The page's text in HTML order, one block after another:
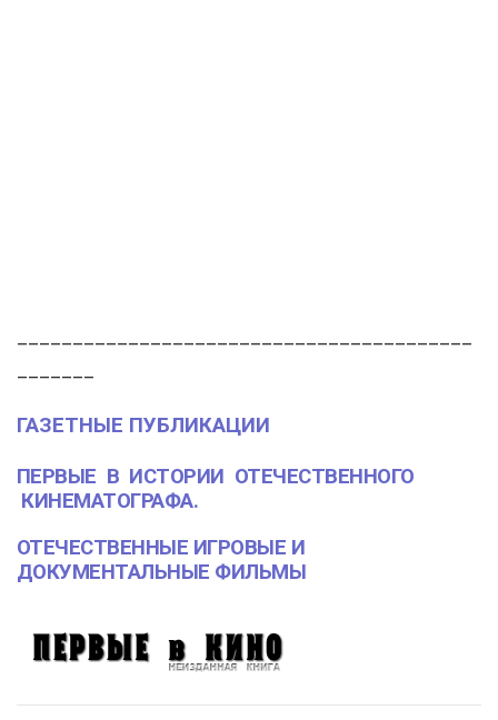
_________________________________________
_______
ГАЗЕТНЫЕ ПУБЛИКАЦИИ
ПЕРВЫЕ В ИСТОРИИ ОТЕЧЕСТВЕННОГО
КИНЕМАТОГРАФА.
ОТЕЧЕСТВЕННЫЕ ИГРОВЫЕ И
ДОКУМЕНТАЛЬНЫЕ ФИЛЬМЫ